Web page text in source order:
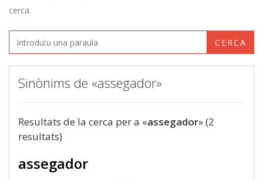
cerca.
CERCA
Sinònims de «assegador»
Resultats de la cerca per a «assegador» (2
resultats)
assegador